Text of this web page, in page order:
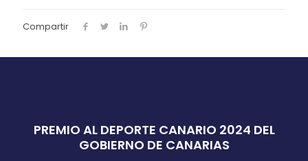
Compartir
PREMIO AL DEPORTE CANARIO 2024 DEL
GOBIERNO DE CANARIAS